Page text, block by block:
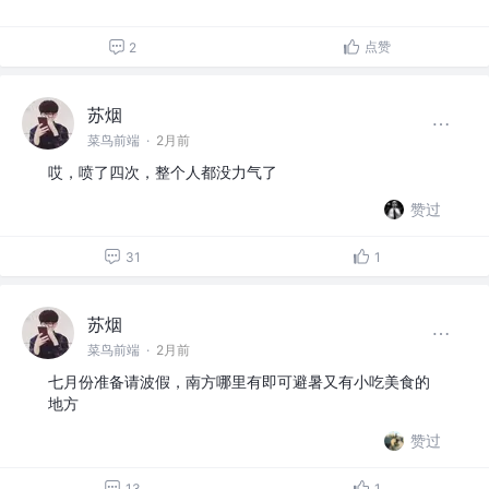
2 点赞
苏烟
菜鸟前端 · 2月前
哎，喷了四次，整个人都没力气了
赞过
31 1
苏烟
菜鸟前端 · 2月前
七月份准备请波假，南方哪里有即可避暑又有小吃美食的
地方
赞过